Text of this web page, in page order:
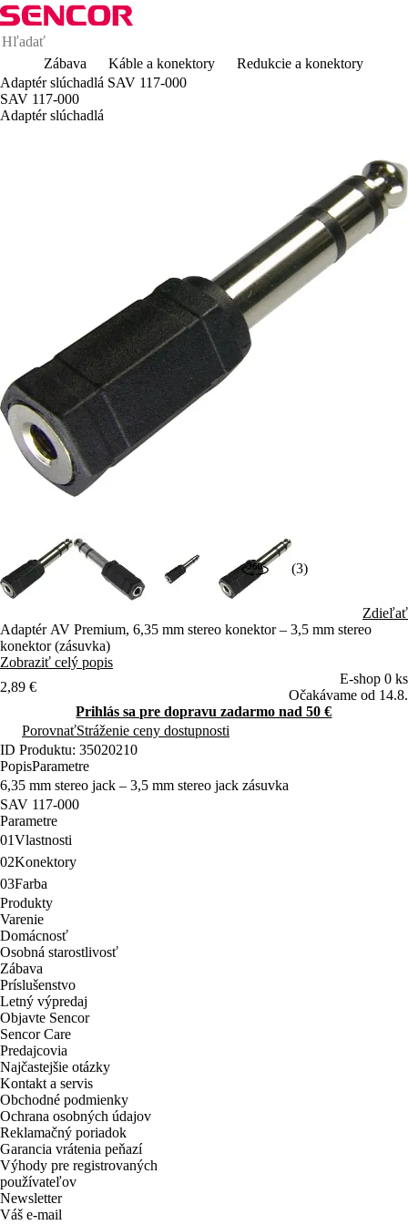
Zábava Káble a konektory
Redukcie a konektory
Adaptér slúchadlá SAV 117-000
SAV 117-000
Adaptér slúchadlá
(3)
Zdieľať
Adaptér AV Premium, 6,35 mm stereo konektor – 3,5 mm stereo
konektor (zásuvka)
Zobraziť celý popis
2,89 €
E-shop 0 ks
Očakávame od 14.8.
Prihlás sa pre dopravu zadarmo nad 50 €
PorovnaťStráženie ceny dostupnosti
ID Produktu: 35020210
PopisParametre
6,35 mm stereo jack – 3,5 mm stereo jack zásuvka
SAV 117-000
Parametre
01Vlastnosti
02Konektory
03Farba
Produkty
Varenie
Domácnosť
Osobná starostlivosť
Zábava
Príslušenstvo
Letný výpredaj
Objavte Sencor
Sencor Care
Predajcovia
Najčastejšie otázky
Kontakt a servis
Obchodné podmienky
Ochrana osobných údajov
Reklamačný poriadok
Garancia vrátenia peňazí
Výhody pre registrovaných
používateľov
Newsletter
Váš e-mail